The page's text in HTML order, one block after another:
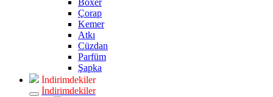
Boxer
Çorap
Kemer
Atkı
Cüzdan
Parfüm
Şapka
İndirimdekiler
İndirimdekiler